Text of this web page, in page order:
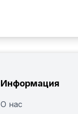
Информация
О нас